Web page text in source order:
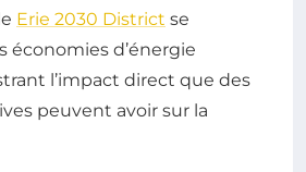
Erie 2030 District se
économies d’énergie
l’impact direct que des
peuvent avoir sur la